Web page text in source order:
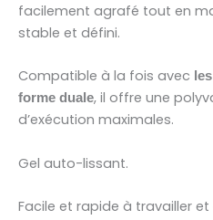
facilement agrafé tout en
stable et défini.
Compatible à la fois avec
forme duale, il offre une
d’exécution maximales.
Gel auto-lissant.
Facile et rapide à travailler